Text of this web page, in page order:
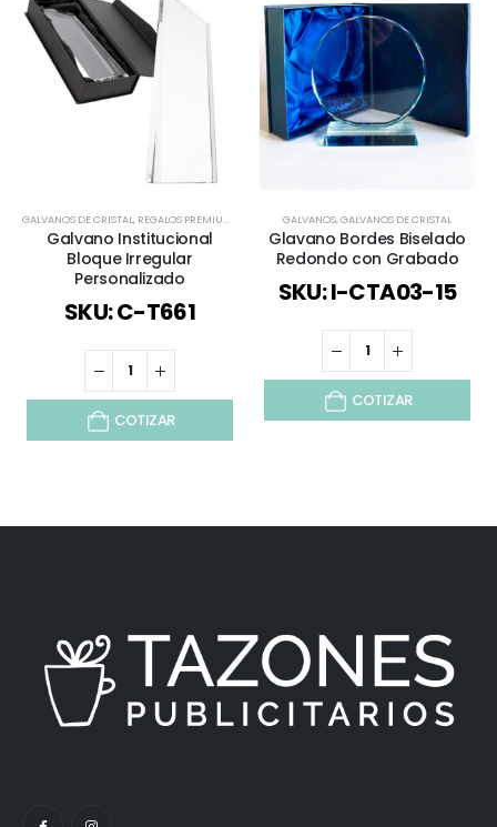
GALVANOS DE CRISTAL, REGALOS PREMIUM
Galvano Institucional
Bloque Irregular
Personalizado
SKU: C-T661
COTIZAR
GALVANOS,GALVANOS DE CRISTAL
Glavano Bordes Biselado
Redondo con Grabado
SKU: I-CTA03-15
COTIZAR